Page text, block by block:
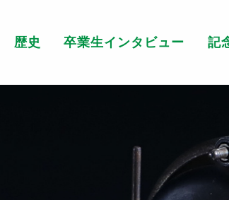
・高等学校 100th
歴史 卒業生インタビュー 記